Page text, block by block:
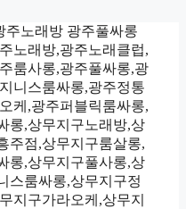
주노래방 광주풀싸롱
노래방,광주노래클럽,
룸사롱,광주풀싸롱,광
니스룸싸롱,광주정통
케,광주퍼블릭룸싸롱,
롱,상무지구노래방,상
주점,상무지구룸살롱,
롱,상무지구풀사롱,상
스룸싸롱,상무지구정
지구가라오케,상무지